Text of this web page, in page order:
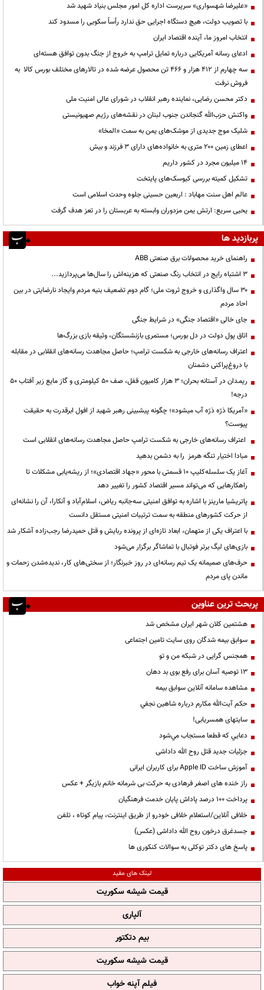
«علیرضا شهسواری» سرپرست اداره کل امور مجلس بنیاد شهید شد
با تصویب دولت، هیچ دستگاه اجرایی حق ندارد رأساً سکویی را مسدود کند
انتخاب امروز ما، آینده اقتصاد ایران
ادعای رسانه آمریکایی درباره تمایل ترامپ به خروج از جنگ بدون توافق هسته‌ای
سه چهارم از ۴۱۲ هزار و ۴۶۶ تن محصول عرضه شده در تالارهای مختلف بورس کالا به
فروش نرفت
دکتر محسن رضایی، نماینده رهبر انقلاب در شورای عالی امنیت ملی
واکنش حزب‌الله گنجاندن جنوب لبنان در نقشه‌های رژیم صهیونیستی
شلیک موج جدیدی از موشک‌های یمن به سمت «المخا»
اعطای زمین ۲۰۰ متری به خانواده‌های دارای ۳ فرزند و بیش
۱۴ میلیون مجرد در کشور داریم
تشکیل کمیته بررسی کیوسک‌های پایتخت
عالم اهل سنت مهاباد : اربعین حسینی جلوه وحدت اسلامی است
یحیی سریع: ارتش یمن مزدوران وابسته به عربستان را در تعز هدف گرفت
پربازدید ها
راهنمای خرید محصولات برق صنعتی ABB
3 اشتباه رایج در انتخاب رنگ صنعتی که هزینه‌اش را سال‌ها می‌پردازید...
۳۰ سال واگذاری و خروج ثروت ملی؛ گام دوم تضعیف بنیه مردم وایجاد نارضایتی در بین
احاد مردم
جای خالی «اقتصاد جنگی» در شرایط جنگی
اتاق پول دولت در دل بورس؛ مستمری بازنشستگان، وثیقه بازی بزرگ‌ها
اعتراف رسانه‌های خارجی به شکست ترامپ؛ حاصل مجاهدت رسانه‌های انقلابی در مقابله
با دروغ‌پراکنی دشمنان
ریمـدان در آستانه بحران؛ ۳ هزار کامیون قفل، صف ۵۰ کیلومتری و گاز مایع زیر آفتاب ۵۰
درجه!
«آمریکا ذرّه ذرّه آب میشود»؛ چگونه پیشبینی رهبر شهید از افول ابرقدرت به حقیقت
پیوست؟
اعتراف رسانه‌های خارجی به شکست ترامپ حاصل مجاهدت رسانه‌های انقلابی است
مبادا اختیار تنگه هرمز را به دشمن بدهید
آغاز یک سلسله‌کلیپ ۱۰ قسمتی با محور «جهاد اقتصادی»؛ از ریشه‌یابی مشکلات تا
راهکارهایی که می‌تواند مسیر اقتصاد کشور را تغییر دهد
پاتریشیا مارینز با اشاره به توافق امنیتی سه‌جانبه ریاض، اسلام‌آباد و آنکارا، آن را نشانه‌ای
از حرکت کشورهای منطقه به سمت ترتیبات امنیتی مستقل دانست
با اعتراف یکی از متهمان، ابعاد تازه‌ای از پرونده ربایش و قتل حمیدرضا رجب‌زاده آشکار شد
بازی‌های لیگ برتر فوتبال با تماشاگر برگزار می‌شود
حرف‌های صمیمانه یک تیم رسانه‌ای در روز خبرنگار؛ از سختی‌های کار، ندیده‌شدن زحمات و
ماندن پای مردم
پربحث ترین عناوین
هشتمین کلان شهر ایران مشخص شد
سوابق بیمه شدگان روی سایت تامین اجتماعی
همجنس گرایی در شبکه من و تو
13 توصیه آسان برای رفع بوی بد دهان
مشاهده سامانه آنلاين سوابق بیمه
حكم آيت‌الله مكارم درباره شاهين نجفي
سایتهای همسریابی!
دعايي كه قطعا مستجاب مي‌شود
جزئیات جدید قتل روح الله داداشی
آموزش ساخت Apple ID برای کاربران ایرانی
راز خنده های اصغر فرهادی به حرکت بی شرمانه خانم بازیگر + عکس
پرداخت ۱۰۰ درصد پاداش پایان خدمت فرهنگیان
خلافی آنلاین/استعلام خلافی خودرو از طریق اینترنت، پیام کوتاه ، تلفن
جسدغرق درخون روح الله داداشی (عکس)
پاسخ های دکتر توکلی به سوالات کنکوری ها
لینک های مفید
قیمت شیشه سکوریت
آلپاری
بیم دتکتور
قیمت شیشه سکوریت
فیلم آپنه خواب